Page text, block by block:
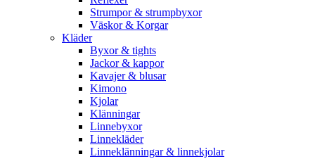
Strumpor & strumpbyxor
Väskor & Korgar
Kläder
Byxor & tights
Jackor & kappor
Kavajer & blusar
Kimono
Kjolar
Klänningar
Linnebyxor
Linnekläder
Linneklänningar & linnekjolar